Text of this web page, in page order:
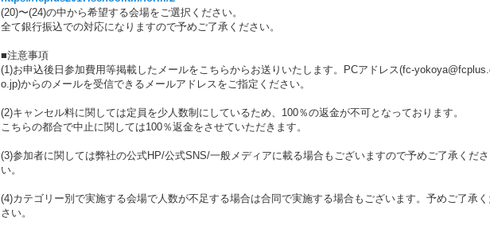
(20)〜(24)の中から希望する会場をご選択ください。
全て銀行振込での対応になりますので予めご了承ください。
■注意事項
(1)お申込後日参加費用等掲載したメールをこちらからお送りいたします。PCアドレス(fc-
o.jp)からのメールを受信できるメールアドレスをご指定ください。
(2)キャンセル料に関しては定員を少人数制にしているため、100％の返金が不可となっております。
こちらの都合で中止に関しては100％返金をさせていただきます。
(3)参加者に関しては弊社の公式HP/公式SNS/一般メディアに載る場合もございますので予めご了承くださ
い。
(4)カテゴリー別で実施する会場で人数が不足する場合は合同で実施する場合もございます。予めご了承
さい。